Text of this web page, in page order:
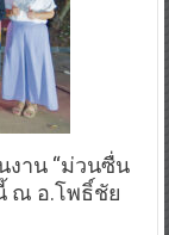
งาน “ม่วนซื่น
ณ อ.โพธิ์ชัย